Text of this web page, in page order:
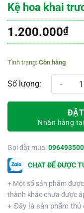
Kệ hoa khai
1.200.000₫
Còn hàng
Kệ hoa khai trương 417
ĐẶT
Nhận hàng
Gọi đặt mua:
CHAT ĐỂ ĐƯỢC
+ Một số sản phẩm
thành khác chưa được
+ Đây là sản phẩm thủ